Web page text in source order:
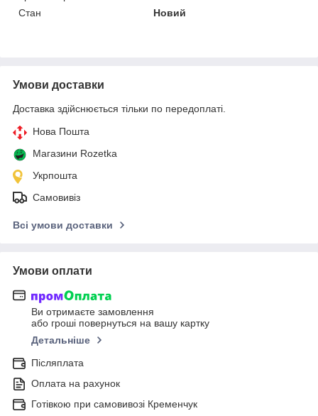
Стан
Новий
Умови доставки
Доставка здійснюється тільки по передоплаті.
Нова Пошта
Магазини Rozetka
Укрпошта
Самовивіз
Всі умови доставки
Умови оплати
Ви отримаєте замовлення
або гроші повернуться на вашу картку
Детальніше
Післяплата
Оплата на рахунок
Готівкою при самовивозі Кременчук